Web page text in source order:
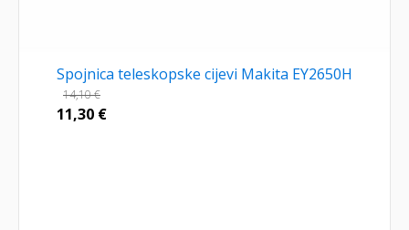
Spojnica teleskopske cijevi Makita EY2650H
14,10€
11,30 €